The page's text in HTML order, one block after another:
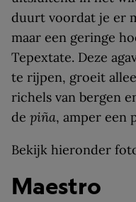
duurt voordat je er
maar een geringe
Tepextate. Deze
te rijpen, groeit
richels van bergen
de piña, amper een
Bekijk hieronder
Maestro